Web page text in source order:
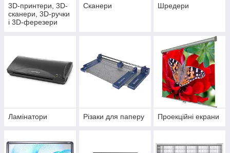
3D-принтери, 3D-
сканери, 3D-ручки
і 3D-ферезери
Сканери Шредери
Ламінатори Різаки для паперу Проекційні екрани